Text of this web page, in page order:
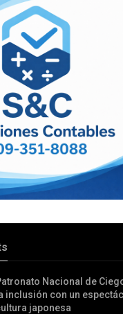
Nacional de
inclusión con un
japonesa